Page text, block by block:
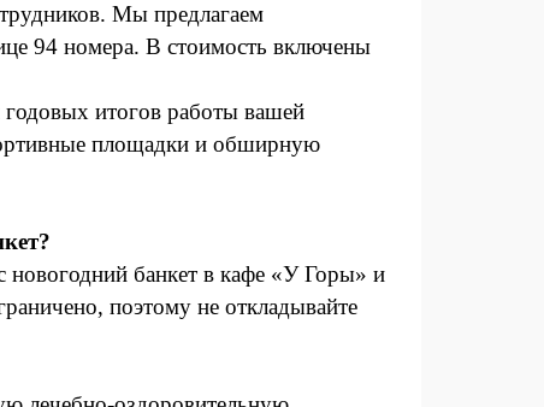
Мы предлагаем
94 номера. В стоимость включены
итогов работы вашей
площадки и обширную
новогодний банкет в кафе «У Горы» и
поэтому не откладывайте